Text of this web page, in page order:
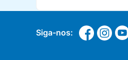
Siga-nos: